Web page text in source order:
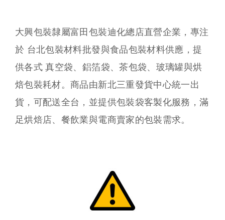
大興包裝隸屬富田包裝迪化總店直營企業，專注
於 台北包裝材料批發與食品包裝材料供應，提
供各式 真空袋、鋁箔袋、茶包袋、玻璃罐與烘
焙包裝耗材。商品由新北三重發貨中心統一出
貨，可配送全台，並提供包裝袋客製化服務，滿
足烘焙店、餐飲業與電商賣家的包裝需求。